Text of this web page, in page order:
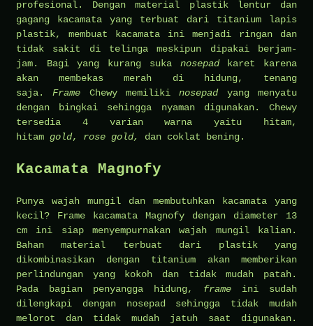
profesional. Dengan material plastik lentur dan
gagang kacamata yang terbuat dari titanium lapis
plastik, membuat kacamata ini menjadi ringan dan
tidak sakit di telinga meskipun dipakai berjam-
jam. Bagi yang kurang suka nosepadkaret karena
akan membekas merah di hidung, tenang
saja.Frame Chewy memilikinosepadyang menyatu
dengan bingkai sehingga nyaman digunakan. Chewy
tersedia 4 varian warna yaitu hitam,
hitam gold, rose gold, dan coklat bening.
Kacamata Magnofy
Punya wajah mungil dan membutuhkan kacamata yang
kecil? Frame kacamata Magnofy dengan diameter 13
cm ini siap menyempurnakan wajah mungil kalian.
Bahan material terbuat dari plastik yang
dikombinasikan dengan titanium akan memberikan
perlindungan yang kokoh dan tidak mudah patah.
Pada bagian penyangga hidung, frame ini sudah
dilengkapi dengan nosepad sehingga tidak mudah
melorot dan tidak mudah jatuh saat digunakan.